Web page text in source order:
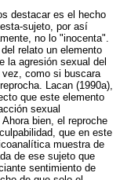
destacar es el hecho
sujeto, por así
no lo "inocenta".
relato un elemento
la agresión sexual del
vez, como si buscara
Lacan (1990a),
que este elemento
sexual
bien, el reproche
que en este
muestra de
de ese sujeto que
sentimiento de